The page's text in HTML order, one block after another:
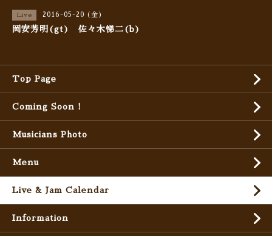
Live 2016-05-20 (金)
岡安芳明(gt) 佐々木悌二(b)
Top Page
Coming Soon !
Musicians Photo
Menu
Live & Jam Calendar
Information